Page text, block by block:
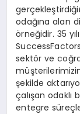
odağına alan
örneğidir. 35
sektör ve
şekilde
çalışan odaklı
entegre